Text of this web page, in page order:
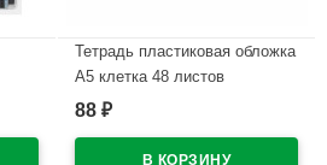
Тетрадь пластиковая обложка
А5 клетка 48 листов
ErichKrause CoverPrо
арт.64630
88 ₽